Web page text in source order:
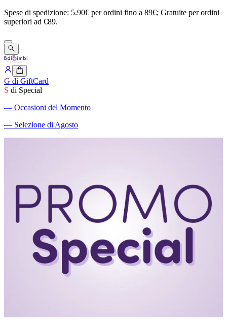
Spese di spedizione: 5.90€ perordini fino a 89€; Gratuite perordini
superiori ad €89.
G di GiftCard
S di Special
― Occasioni del Momento
― Selezione di Agosto